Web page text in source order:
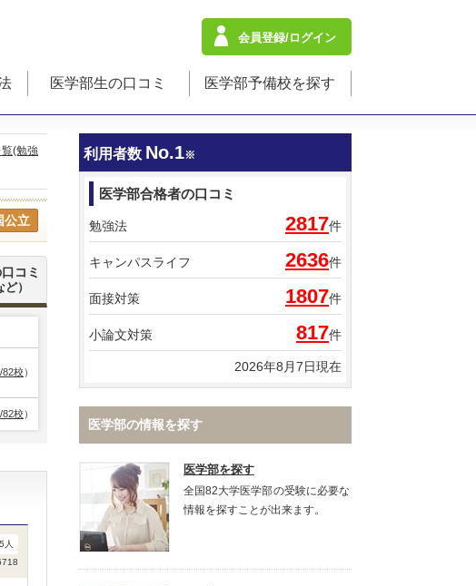
会員登録/ログイン
医学部生の口コミ 医学部予備校を探す
(勉強
公立
コミ
）
82校）
82校）
5 人
利用者数 No.1※
医学部合格者の口コミ
勉強法 2817件
キャンパスライフ 2636件
面接対策 1807件
小論文対策 817件
2026年8月7日現在
医学部の情報を探す
医学部を探す
全国82大学医学部の受験に必要な
情報を探すことが出来ます。